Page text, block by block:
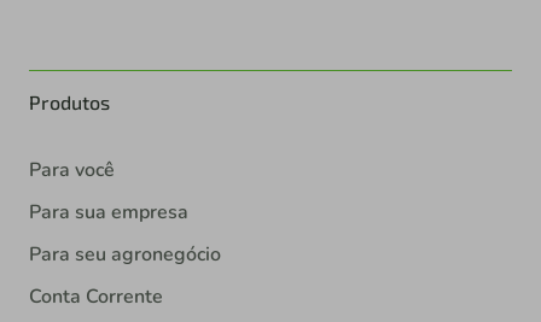
Produtos
Para você
Para sua empresa
Para seu agronegócio
Conta Corrente